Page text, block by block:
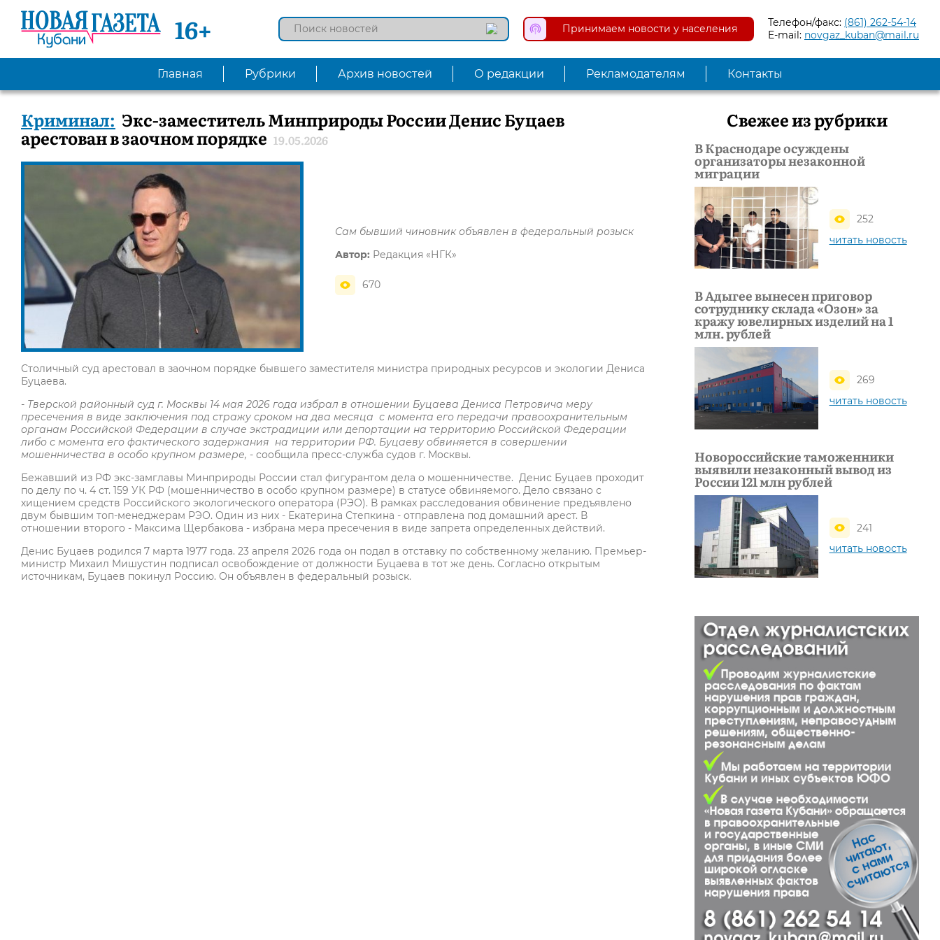
16+ Принимаем новости у населения Телефон/факс: (861) 262-54-14
E-mail: novgaz_kuban@mail.ru
Главная Рубрики Архив новостей О редакции Рекламодателям Контакты
Криминал: Экс-заместитель Минприроды России Денис Буцаев
арестован в заочном порядке 19.05.2026
Сам бывший чиновник объявлен в федеральный розыск
Автор: Редакция «НГК»
670
Столичный суд арестовал в заочном порядке бывшего заместителя министра природных ресурсов и экологии Дениса
Буцаева.
- Тверской районный суд г. Москвы 14 мая 2026 года избрал в отношении Буцаева Дениса Петровича меру
пресечения в виде заключения под стражу сроком на два месяца с момента его передачи правоохранительным
органам Российской Федерации в случае экстрадиции или депортации на территорию Российской Федерации
либо с момента его фактического задержания на территории РФ. Буцаеву обвиняется в совершении
мошенничества в особо крупном размере, - сообщила пресс-служба судов г. Москвы.
Бежавший из РФ экс-замглавы Минприроды России стал фигурантом дела о мошенничестве. Денис Буцаев проходит
по делу по ч. 4 ст. 159 УК РФ (мошенничество в особо крупном размере) в статусе обвиняемого. Дело связано с
хищением средств Российского экологического оператора (РЭО). В рамках расследования обвинение предъявлено
двум бывшим топ-менеджерам РЭО. Один из них - Екатерина Степкина - отправлена под домашний арест. В
отношении второго - Максима Щербакова - избрана мера пресечения в виде запрета определенных действий.
Денис Буцаев родился 7 марта 1977 года. 23 апреля 2026 года он подал в отставку по собственному желанию. Премьер-
министр Михаил Мишустин подписал освобождение от должности Буцаева в тот же день. Согласно открытым
источникам, Буцаев покинул Россию. Он объявлен в федеральный розыск.
Свежее из рубрики
В Краснодаре осуждены
организаторы незаконной
миграции
252
читать новость
В Адыгее вынесен приговор
сотруднику склада «Озон» за
кражу ювелирных изделий на 1
млн. рублей
269
читать новость
Новороссийские таможенники
выявили незаконный вывод из
России 121 млн рублей
241
читать новость